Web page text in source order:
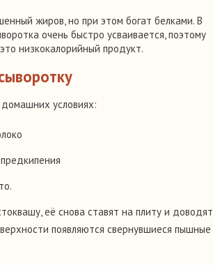
жиров, но при этом богат белками. В
очень быстро усваивается, поэтому
низкокалорийный продукт.
условиях:
её снова ставят на плиту и доводят
появляются свернувшиеся пышные